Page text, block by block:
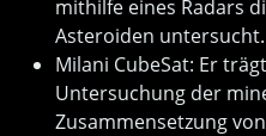
mithilfe eines Radars
Asteroiden untersucht.
Milani CubeSat: Er
Untersuchung der
Zusammensetzung